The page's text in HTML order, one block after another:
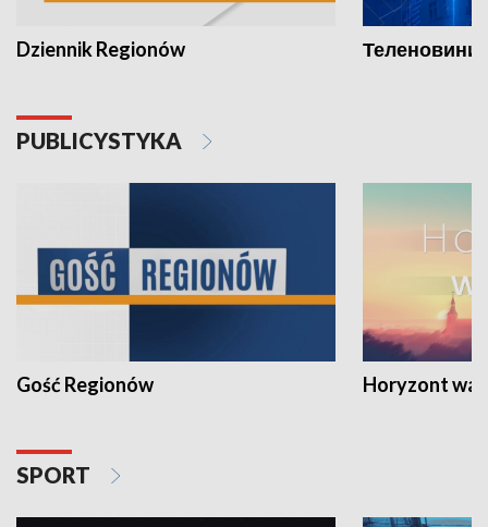
Dziennik Regionów Теленовини
PUBLICYSTYKA
Gość Regionów Horyzont
SPORT